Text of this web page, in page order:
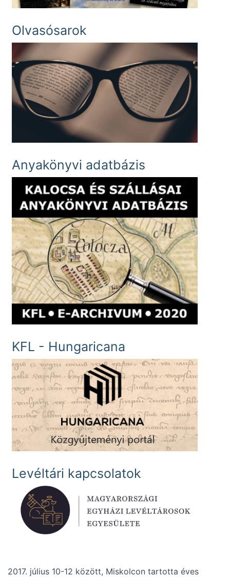
Olvasósarok
Anyakönyvi adatbázis
KFL - Hungaricana
Levéltári kapcsolatok
2017. július 10-12 között, Miskolcon tartotta éves